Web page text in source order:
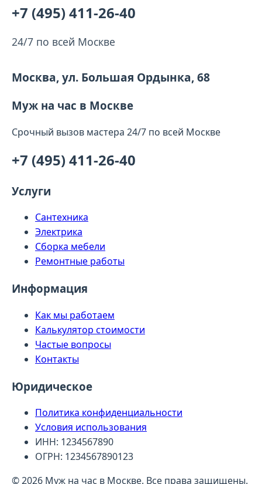
+7 (495) 411-26-40
24/7 по всей Москве
Москва, ул. Большая Ордынка, 68
Муж на час в Москве
Срочный вызов мастера 24/7 по всей Москве
+7 (495) 411-26-40
Услуги
Сантехника
Электрика
Сборка мебели
Ремонтные работы
Информация
Как мы работаем
Калькулятор стоимости
Частые вопросы
Контакты
Юридическое
Политика конфиденциальности
Условия использования
ИНН: 1234567890
ОГРН: 1234567890123
© 2026 Муж на час в Москве. Все права защищены.